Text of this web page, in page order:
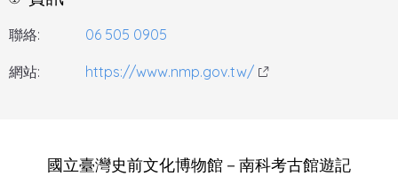
聯絡: 06 505 0905
網站: https://www.nmp.gov.tw/
國立臺灣史前文化博物館－南科考古館遊記